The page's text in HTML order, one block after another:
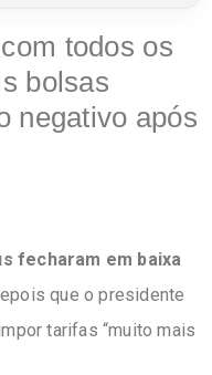
todos os
bolsas
negativo após
fecharam em baixa
que o presidente
tarifas “muito mais